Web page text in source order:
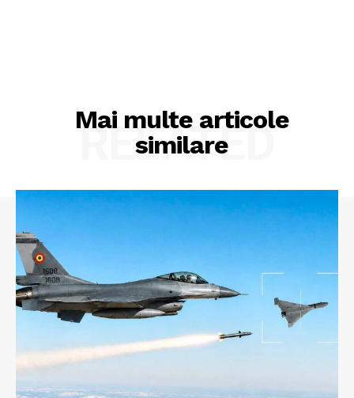
Mai multe articole
similare
RELATED